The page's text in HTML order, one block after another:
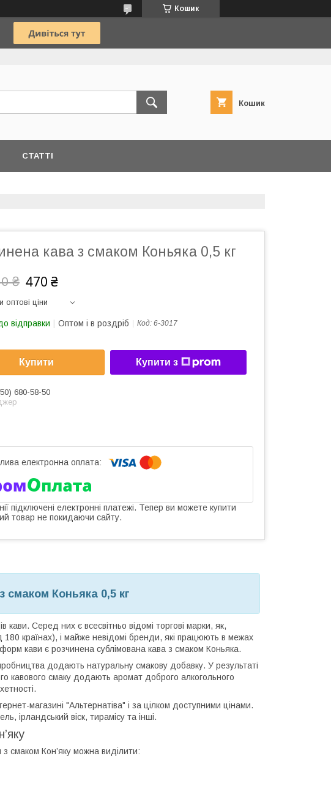
Кошик
Кошик
СТАТТІ
кава з смаком Коньяка 0,5 кг
₴ 470 ₴
оптові ціни
відправки Оптом і в роздріб Код: 6-3017
Купити Купити з
680-58-50
підключені електронні платежі. Тепер ви можете купити
товар не покидаючи сайту.
смаком Коньяка 0,5 кг
кави. Серед них є всесвітньо відомі торгові марки, як,
країнах), і майже невідомі бренди, які працюють в межах
кави є розчинена сублімована кава з смаком Коньяка.
додають натуральну смакову добавку. У результаті
кавового смаку додають аромат доброго алкогольного
магазині "Альтернатіва" і за цілком доступними цінами.
ірландський віск, тирамісу та інші.
смаком Кон’яку можна виділити: